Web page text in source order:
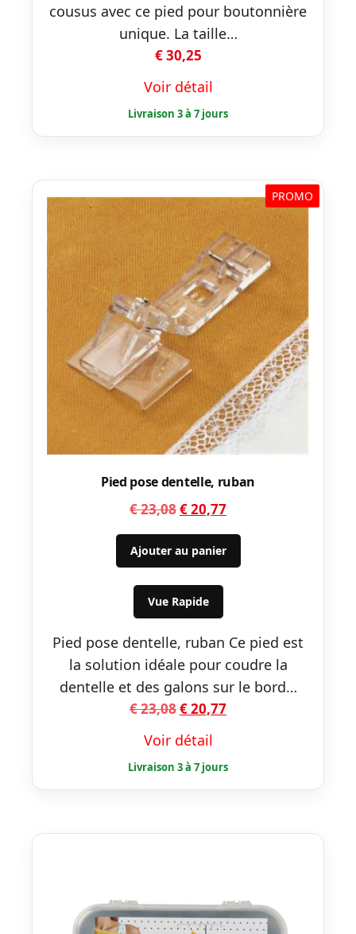
cousus avec ce pied pour boutonnière
unique. La taille…
€30,25
Voir détail
PROMO
Pied pose dentelle, ruban
€23,08Le
prix
initial
était :
€ 23,08.
€20,77Le
prix
actuel
est :
Ajouter au panier
Vue Rapide
Pied pose dentelle, ruban Ce pied est
la solution idéale pour coudre la
dentelle et des galons sur le bord…
€23,08Le
initial
était :
€ 23,08.
€20,77Le
est :
€ 20,77.
Voir détail